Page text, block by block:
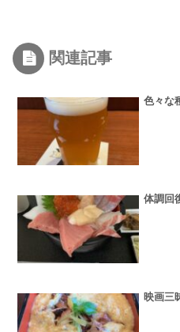
関連記事
色々な
体調回
映画三